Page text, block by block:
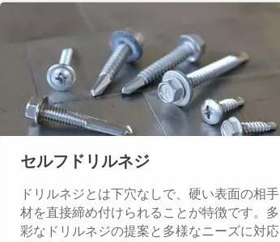
セルフドリルネジ
ドリルネジとは下穴なしで、硬い表面の相手
材を直接締め付けられることが特徴です。多
彩なドリルネジの提案と多様なニーズに対応